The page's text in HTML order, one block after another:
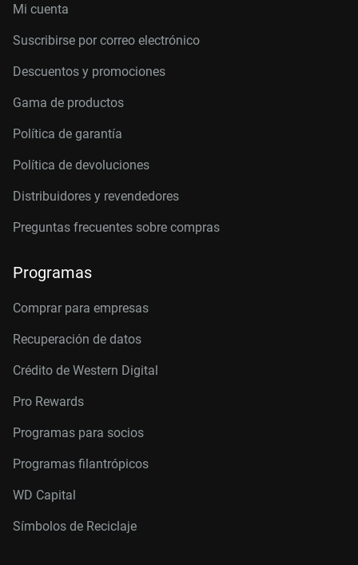
Mi cuenta
Suscribirse por correo electrónico
Descuentos y promociones
Gama de productos
Política de garantía
Política de devoluciones
Distribuidores y revendedores
Preguntas frecuentes sobre compras
Programas
Comprar para empresas
Recuperación de datos
Crédito de Western Digital
Pro Rewards
Programas para socios
Programas filantrópicos
WD Capital
Símbolos de Reciclaje